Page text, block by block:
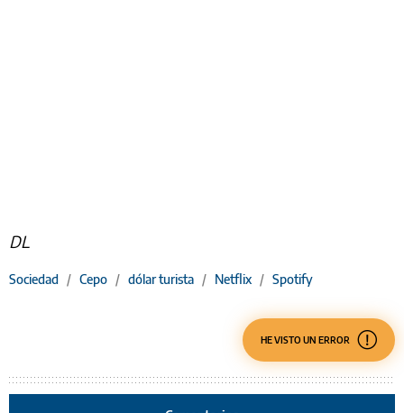
DL
Sociedad / Cepo / dólar turista / Netflix / Spotify
HE VISTO UN ERROR